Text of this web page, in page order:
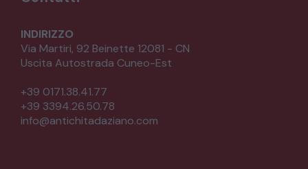
INDIRIZZO
Via Martiri, 92 Beinette 12081 - CN
Uscita Autostrada Cuneo-Est
+39 0171.38.41.77
+39 3394.26.50.78
info@antichitadaziano.com